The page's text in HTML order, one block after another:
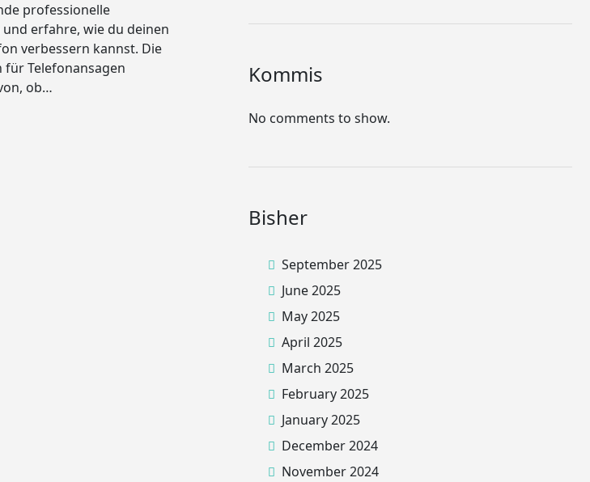
professionelle
erfahre, wie du deinen
verbessern kannst. Die
für Telefonansagen
ob…
Kommis
No comments to show.
Bisher
September 2025
June 2025
May 2025
April 2025
March 2025
February 2025
January 2025
December 2024
November 2024